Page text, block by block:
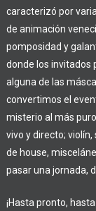
caracterizó por
de animación
pomposidad y
donde los invitados
alguna de las
convertimos el
misterio al más
vivo y directo;
de house,
pasar una jornada,
¡Hasta pronto,